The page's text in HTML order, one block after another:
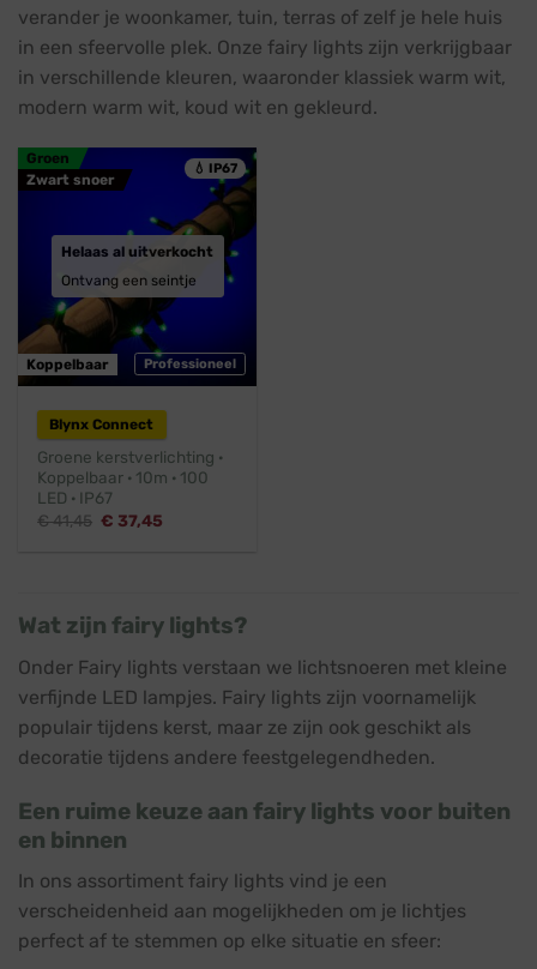
verander je woonkamer, tuin, terras of zelf je hele huis
in een sfeervolle plek. Onze fairy lights zijn verkrijgbaar
in verschillende kleuren, waaronder klassiek warm wit,
modern warm wit, koud wit en gekleurd.
💧 IP67
Groen
Zwart snoer
Professioneel
Koppelbaar
Helaas al uitverkocht
Ontvang een seintje
Blynx Connect
Groene kerstverlichting ·
Koppelbaar · 10m · 100
LED · IP67
€41,45 Oorspronkelijke
€ 37,45
Wat zijn fairy lights?
Onder Fairy lights verstaan we lichtsnoeren met kleine
verfijnde LED lampjes. Fairy lights zijn voornamelijk
populair tijdens kerst, maar ze zijn ook geschikt als
decoratie tijdens andere feestgelegendheden.
Een ruime keuze aan fairy lights voor buiten
en binnen
In ons assortiment fairy lights vind je een
verscheidenheid aan mogelijkheden om je lichtjes
perfect af te stemmen op elke situatie en sfeer: